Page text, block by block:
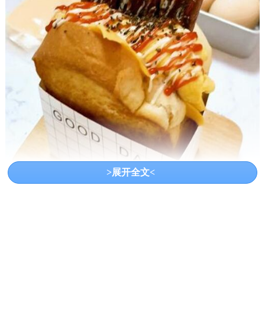
如果你喜欢吃三明治的话，那么panda donuts熊猫嘟纳
>展开全文<